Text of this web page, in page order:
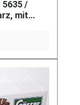
5635 /
mit